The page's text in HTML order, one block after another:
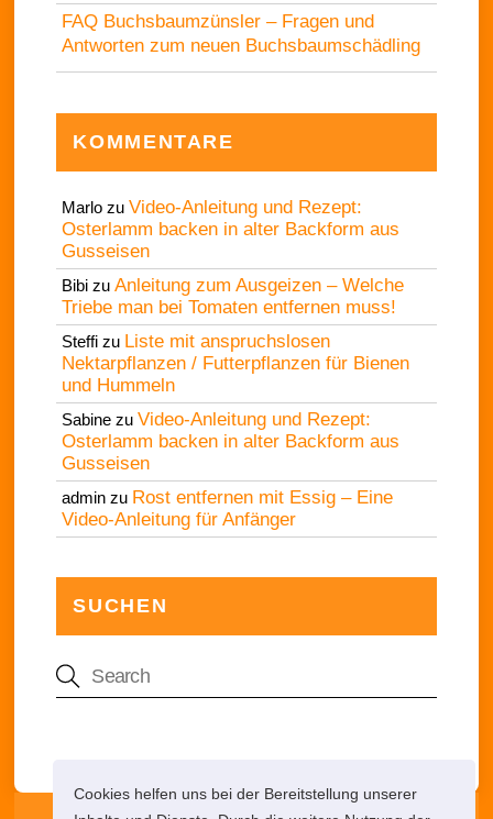
Cookies helfen uns bei der Bereitstellung unserer
FAQ Buchsbaumzünsler – Fragen und
Antworten zum neuen Buchsbaumschädling
KOMMENTARE
Marlo zuVideo-Anleitung und Rezept:
Osterlamm backen in alter Backform aus
Gusseisen
Bibi zuAnleitung zum Ausgeizen – Welche
Triebe man bei Tomaten entfernen muss!
Steffi zu Liste mit anspruchslosen
Nektarpflanzen / Futterpflanzen für Bienen
und Hummeln
Sabine zuVideo-Anleitung und Rezept:
Osterlamm backen in alter Backform aus
Gusseisen
admin zu Rost entfernen mit Essig – Eine
Video-Anleitung für Anfänger
SUCHEN